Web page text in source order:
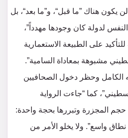
لن يكون هناك ”ما قبل“، و”ما بعد“، بل
لدولة كان وجودها مهدداً”،
على الطبيعة الاستعمارية
مشبوهة بمعاداة السامية”.
الكامل وحظر دخول الصحافيين
كما “جاءت الرواية
المجزرة وتبررها بحجة واحدة:
نطاق واسع”. ولا يخلو الأمر من